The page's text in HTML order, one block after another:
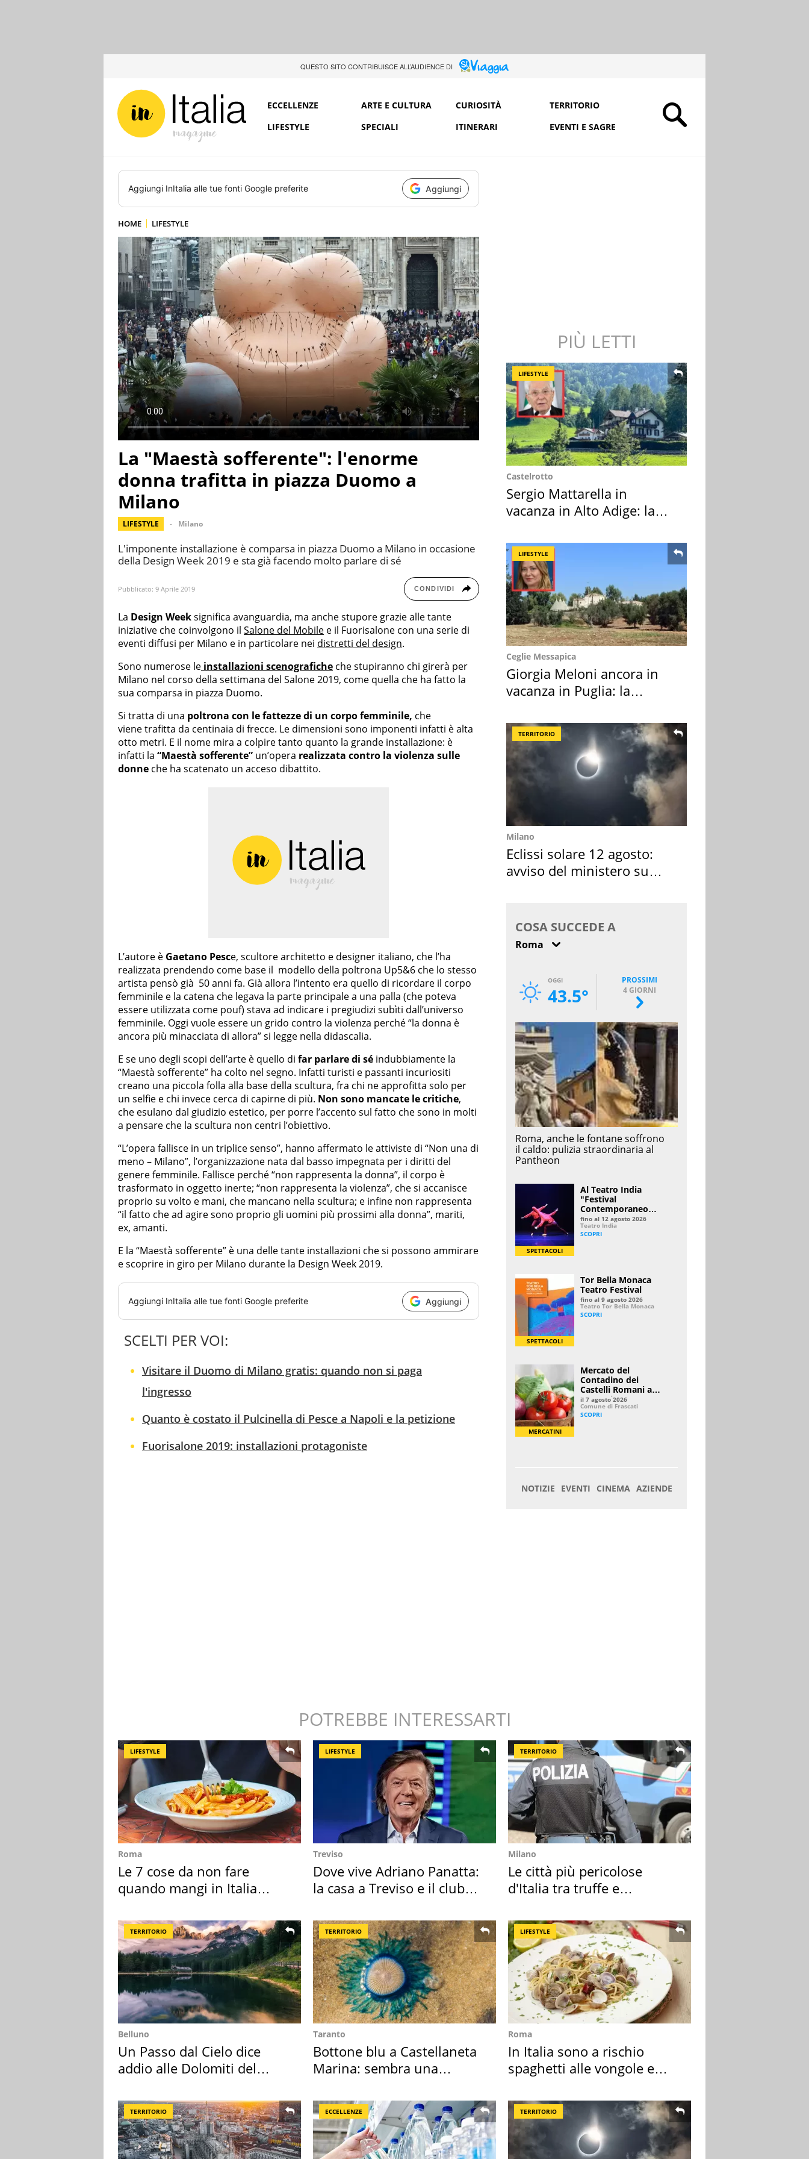
QUESTO SITO CONTRIBUISCE ALL’AUDIENCE DI
ECCELLENZE ARTE E CULTURA CURIOSITÀ
TERRITORIO
LIFESTYLE
SPECIALI ITINERARI EVENTI E SAGRE
Aggiungi InItalia alle tue fonti Google preferite Aggiungi
HOME LIFESTYLE
La "Maestà sofferente": l'enorme
donna trafitta in piazza Duomo a
Milano
LIFESTYLE Milano
L'imponente installazione è comparsa in piazza Duomo a Milano in occasione
della Design Week 2019 e sta già facendo molto parlare di sé
Pubblicato: 9 Aprile 2019 CONDIVIDI
La Design Weeksignifica avanguardia, ma anche stupore grazie alle tante
iniziative che coinvolgono il Salone del Mobile e il Fuorisalone con una serie di
eventi diffusi per Milano e in particolare nei distretti del design.
Sono numerose le installazioni scenografiche che stupiranno chi girerà per
Milano nel corso della settimana del Salone 2019, come quella che ha fatto la
sua comparsa in piazza Duomo.
Si tratta di una poltrona con le fattezze di un corpo femminile, che
viene trafitta da centinaia di frecce. Le dimensioni sono imponenti infatti è alta
otto metri. E il nome mira a colpire tanto quanto la grande installazione: è
infatti la “Maestà sofferente” un’opera realizzata contro la violenza sulle
donne che ha scatenato un acceso dibattito.
L’autore è Gaetano Pesce, scultore architetto e designer italiano, che l’ha
realizzata prendendo come base il modello della poltrona Up5&6 che lo stesso
artista pensò già 50 anni fa. Già allora l’intento era quello di ricordare il corpo
femminile e la catena che legava la parte principale a una palla (che poteva
essere utilizzata come pouf) stava ad indicare i pregiudizi subìti dall’universo
femminile. Oggi vuole essere un grido contro la violenza perché “la donna è
ancora più minacciata di allora” si legge nella didascalia.
E se uno degli scopi dell’arte è quello di far parlare di sé indubbiamente la
“Maestà sofferente” ha colto nel segno. Infatti turisti e passanti incuriositi
creano una piccola folla alla base della scultura, fra chi ne approfitta solo per
un selfie e chi invece cerca di capirne di più. Non sono mancate le critiche,
che esulano dal giudizio estetico, per porre l’accento sul fatto che sono in molti
a pensare che la scultura non centri l’obiettivo.
“L’opera fallisce in un triplice senso”, hanno affermato le attiviste di “Non una di
meno – Milano”, l’organizzazione nata dal basso impegnata per i diritti del
genere femminile. Fallisce perché “non rappresenta la donna”, il corpo è
trasformato in oggetto inerte; “non rappresenta la violenza”, che si accanisce
proprio su volto e mani, che mancano nella scultura; e infine non rappresenta
“il fatto che ad agire sono proprio gli uomini più prossimi alla donna”, mariti,
ex, amanti.
E la “Maestà sofferente” è una delle tante installazioni che si possono ammirare
e scoprire in giro per Milano durante la Design Week 2019.
Aggiungi InItalia alle tue fonti Google preferite Aggiungi
SCELTI PER VOI:
Visitare il Duomo di Milano gratis: quando non si paga
l'ingresso
Quanto è costato il Pulcinella di Pesce a Napoli e la petizione
Fuorisalone 2019: installazioni protagoniste
PIÙ LETTI
LIFESTYLE
Castelrotto
Sergio Mattarella in
vacanza in Alto Adige: la
LIFESTYLE
Ceglie Messapica
Giorgia Meloni ancora in
vacanza in Puglia: la
TERRITORIO
Milano
Eclissi solare 12 agosto:
avviso del ministero su
POTREBBE INTERESSARTI
LIFESTYLE
Roma
Le 7 cose da non fare
quando mangi in Italia
LIFESTYLE
Treviso
Dove vive Adriano Panatta:
la casa a Treviso e il club
TERRITORIO
Milano
Le città più pericolose
d'Italia tra truffe e
TERRITORIO
Belluno
Un Passo dal Cielo dice
addio alle Dolomiti del
TERRITORIO
Taranto
Bottone blu a Castellaneta
Marina: sembra una
LIFESTYLE
Roma
In Italia sono a rischio
spaghetti alle vongole e
TERRITORIO ECCELLENZE TERRITORIO